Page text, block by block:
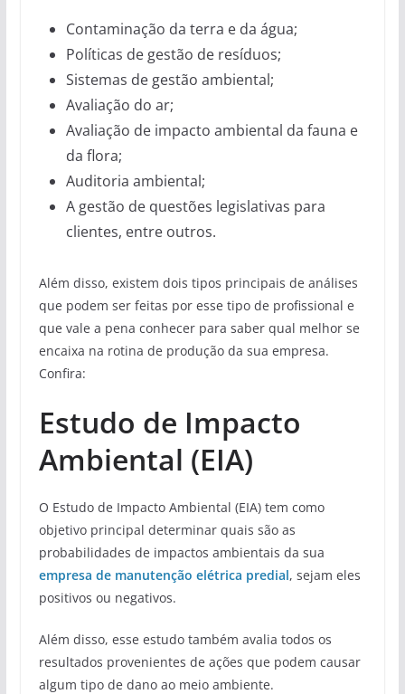
Contaminação da terra e da água;
Políticas de gestão de resíduos;
Sistemas de gestão ambiental;
Avaliação do ar;
Avaliação de impacto ambiental da fauna e
da flora;
Auditoria ambiental;
A gestão de questões legislativas para
clientes, entre outros.
Além disso, existem dois tipos principais de análises
que podem ser feitas por esse tipo de profissional e
que vale a pena conhecer para saber qual melhor se
encaixa na rotina de produção da sua empresa.
Confira:
Estudo de Impacto
Ambiental (EIA)
O Estudo de Impacto Ambiental (EIA) tem como
objetivo principal determinar quais são as
probabilidades de impactos ambientais da sua
empresa de manutenção elétrica predial, sejam eles
positivos ou negativos.
Além disso, esse estudo também avalia todos os
resultados provenientes de ações que podem causar
algum tipo de dano ao meio ambiente.